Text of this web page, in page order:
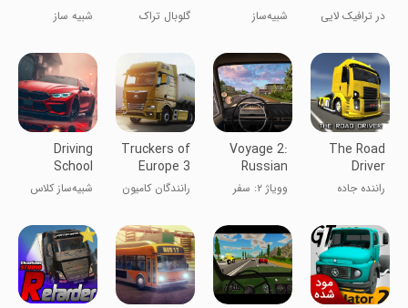
در ترافیک لایی
شبیه‌ساز
Online
گلوبال تراک
شبیه ساز
The Road
Driver
راننده جاده
Voyage 2:
Russian
Roadsوویاژ ۲: سفر
Truckers of
Europe 3
رانندگان کامیون
Driving
School
Simulator
شبیه‌‌ساز کلاس